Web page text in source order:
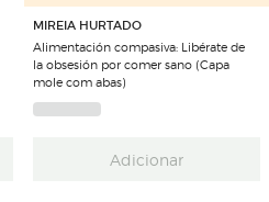
MIREIA HURTADO
Alimentación compasiva: Libérate de
la obsesión por comer sano (Capa
mole com abas)
Adicionar